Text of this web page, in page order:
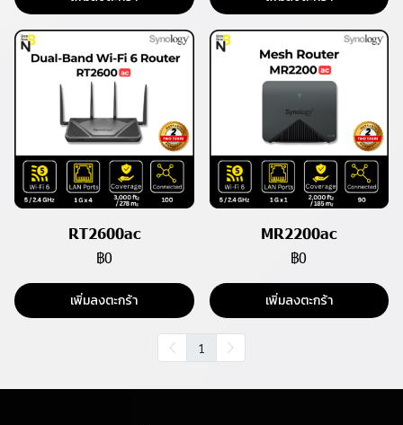
RT2600ac
฿0
เพิ่มลงตะกร้า
MR2200ac
฿0
เพิ่มลงตะกร้า
1